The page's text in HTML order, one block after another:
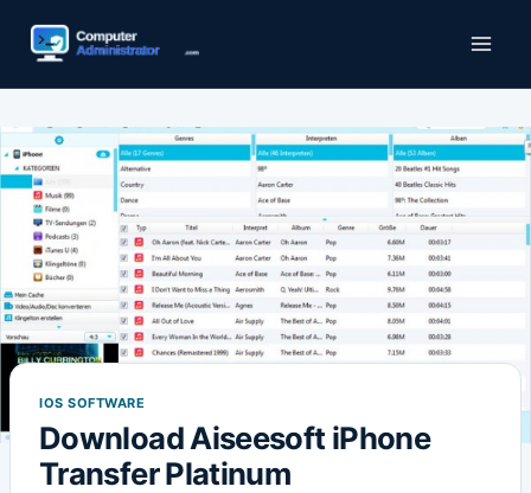
Inhalt
IOS SOFTWARE
Download Aiseesoft iPhone
Transfer Platinum